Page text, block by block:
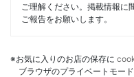
ご理解ください。掲載情報に
ご報告をお願いします。
※お気に入りのお店の保存に
ブラウザのプライベートモー